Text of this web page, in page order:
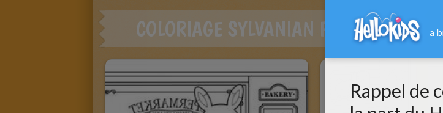
COLORIAGE SYLVANIAN FAMILIES